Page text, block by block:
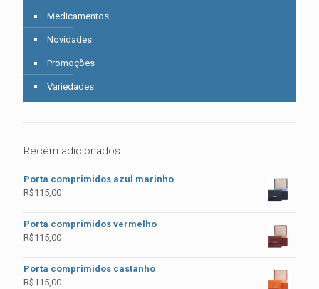
Medicamentos
Novidades
Promoções
Variedades
Recém adicionados:
Porta comprimidos azul marinho
R$115,00
Porta comprimidos vermelho
R$115,00
Porta comprimidos castanho
R$115,00